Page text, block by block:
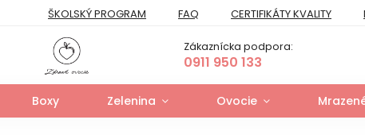
ŠKOLSKÝ PROGRAM FAQ CERTIFIKÁTY KVALITY
PREPRAVNÝ PORIADOK
FORMULÁR NA UPLATNENIE PRÁV ZO ZODPOVEDNOSTI ZA VADY
Zákaznícka podpora:
0911 950 133
Boxy Zelenina Ovocie